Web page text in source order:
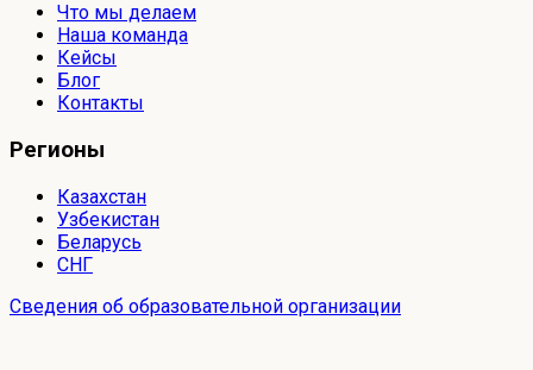
Что мы делаем
Наша команда
Кейсы
Блог
Контакты
Регионы
Казахстан
Узбекистан
Беларусь
СНГ
Сведения об образовательной организации